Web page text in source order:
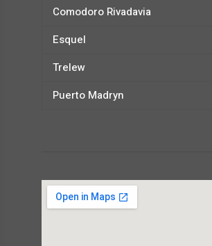
Comodoro Rivadavia
Esquel
Trelew
Puerto Madryn